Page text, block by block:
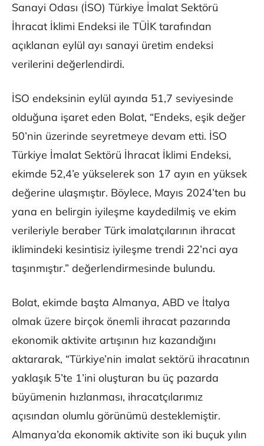
Sanayi Odası (İSO) Türkiye İmalat Sektörü
İhracat İklimi Endeksi ile TÜİK tarafından
açıklanan eylül ayı sanayi üretim endeksi
verilerini değerlendirdi.
İSO endeksinin eylül ayında 51,7 seviyesinde
olduğuna işaret eden Bolat, “Endeks, eşik değer
50’nin üzerinde seyretmeye devam etti. İSO
Türkiye İmalat Sektörü İhracat İklimi Endeksi,
ekimde 52,4’e yükselerek son 17 ayın en yüksek
değerine ulaşmıştır. Böylece, Mayıs 2024’ten bu
yana en belirgin iyileşme kaydedilmiş ve ekim
verileriyle beraber Türk imalatçılarının ihracat
iklimindeki kesintisiz iyileşme trendi 22’nci aya
taşınmıştır.” değerlendirmesinde bulundu.
Bolat, ekimde başta Almanya, ABD ve İtalya
olmak üzere birçok önemli ihracat pazarında
ekonomik aktivite artışının hız kazandığını
aktararak, “Türkiye’nin imalat sektörü ihracatının
yaklaşık 5’te 1’ini oluşturan bu üç pazarda
büyümenin hızlanması, ihracatçılarımız
açısından olumlu görünümü desteklemiştir.
Almanya’da ekonomik aktivite son iki buçuk yılın